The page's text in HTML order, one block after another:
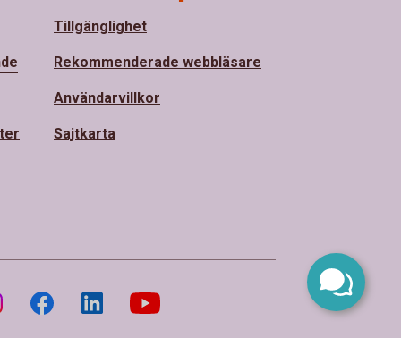
Tillgänglighet
Rekommenderade webbläsare
Användarvillkor
Sajtkarta